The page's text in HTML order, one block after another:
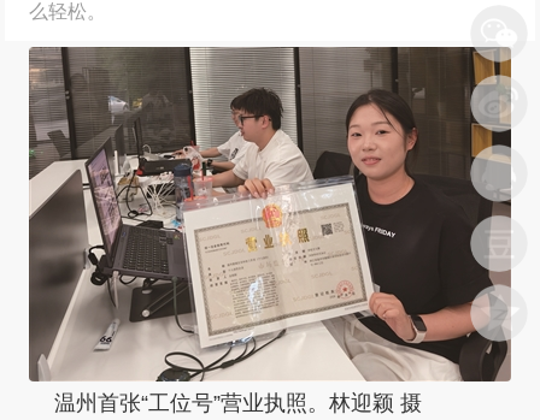
么轻松。
温州首张“工位号”营业执照。林迎颖 摄